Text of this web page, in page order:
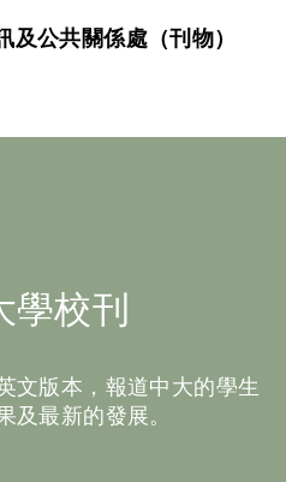
及公共關係處（刊物）
學校刊
文版本，報道中大的學生
及最新的發展。